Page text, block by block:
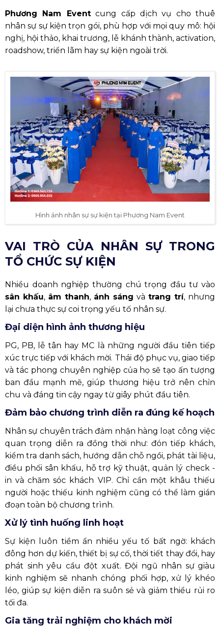
Phương Nam Eventcung cấp dịch vụ cho thuê
nhân sự sự kiện trọn gói, phù hợp với mọi quy mô: hội
nghị, hội thảo, khai trương, lễ khánh thành, activation,
roadshow, triển lãm hay sự kiện ngoài trời.
Hình ảnh nhân sự sự kiện tại Phương Nam Event
VAI TRÒ CỦA NHÂN SỰ TRONG
TỔ CHỨC SỰ KIỆN
Nhiều doanh nghiệp thường chú trọng đầu tư vào
sân khấu, âm thanh, ánh sáng và trang trí, nhưng
lại chưa thực sự coi trọng yếu tố nhân sự.
Đại diện hình ảnh thương hiệu
PG, PB, lễ tân hay MC là những người đầu tiên tiếp
xúc trực tiếp với khách mời. Thái độ phục vụ, giao tiếp
và tác phong chuyên nghiệp của họ sẽ tạo ấn tượng
ban đầu mạnh mẽ, giúp thương hiệu trở nên chỉn
chu và đáng tin cậy ngay từ giây phút đầu tiên.
Đảm bảo chương trình diễn ra đúng kế hoạch
Nhân sự chuyên trách đảm nhận hàng loạt công việc
quan trọng diễn ra đồng thời như: đón tiếp khách,
kiểm tra danh sách, hướng dẫn chỗ ngồi, phát tài liệu,
điều phối sân khấu, hỗ trợ kỹ thuật, quản lý check -
in và chăm sóc khách VIP. Chỉ cần một khâu thiếu
người hoặc thiếu kinh nghiệm cũng có thể làm gián
đoạn toàn bộ chương trình.
Xử lý tình huống linh hoạt
Sự kiện luôn tiềm ẩn nhiều yếu tố bất ngờ: khách
đông hơn dự kiến, thiết bị sự cố, thời tiết thay đổi, hay
phát sinh yêu cầu đột xuất. Đội ngũ nhân sự giàu
kinh nghiệm sẽ nhanh chóng phối hợp, xử lý khéo
léo, giúp sự kiện diễn ra suôn sẻ và giảm thiểu rủi ro
tối đa.
Gia tăng trải nghiệm cho khách mời